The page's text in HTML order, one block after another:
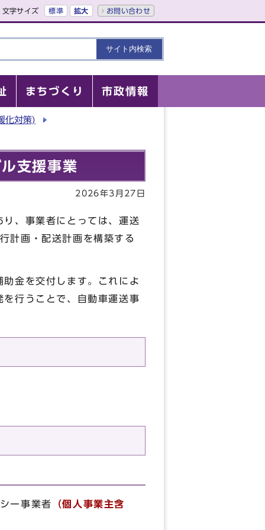
文字サイズ 標準 拡大 お問い合わせ
まちづくり 市政情報
化対策)
支援事業
2026年3月27日
、事業者にとっては、運送
計画・配送計画を構築する
金を交付します。これによ
行うことで、自動車運送事
ー事業者 （個人事業主含